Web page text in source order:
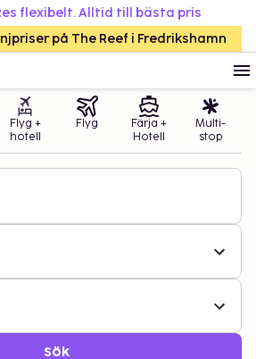
flexibelt. Alltid till bästa pris
på The Reef i Fredrikshamn
Flyg +
hotell
Flyg
Färja +
Hotell
Multi-
stop
Sök